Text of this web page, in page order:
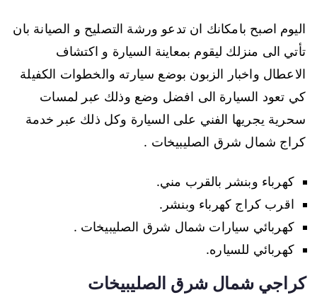
اليوم اصبح بامكانك ان تدعو ورشة التصليح و الصيانة بان
تأتي الى منزلك ليقوم بمعاينة السيارة و اكتشاف
الاعطال واخبار الزبون بوضع سيارته والخطوات الكفيلة
كي تعود السيارة الى افضل وضع وذلك عبر لمسات
سحرية يجريها الفني على السيارة وكل ذلك عبر خدمة
كراج شمال شرق الصليبيخات .
كهرباء وبنشر بالقرب مني.
اقرب كراج كهرباء وبنشر.
كهربائي سيارات شمال شرق الصليبيخات .
كهربائي للسياره.
كراجي شمال شرق الصليبيخات